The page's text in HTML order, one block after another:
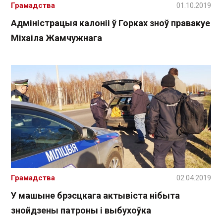
Адміністрацыя калоніі ў Горках зноў правакуе
Міхаіла Жамчужнага
Грамадства 01.10.2019
У машыне брэсцкага актывіста нібыта
знойдзены патроны і выбухоўка
Грамадства 02.04.2019